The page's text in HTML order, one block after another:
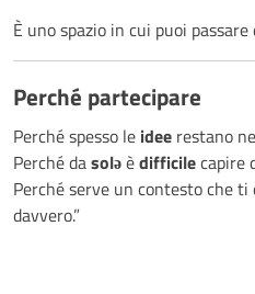
È uno spazio in cui puoi
Perché partecipare
Perché spesso le idee restano
Perché dasoləèdifficilecapire
Perché serve un contesto che ti
davvero.”